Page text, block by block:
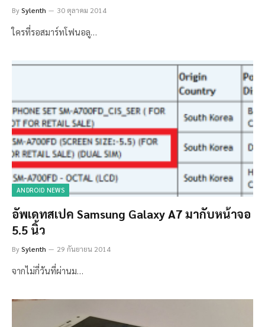
BySylenth 30 ตุลาคม 2014
ใครที่รอสมาร์ทโฟนอลู…
ANDROID NEWS
อัพเดทสเปค Samsung Galaxy A7 มากับหน้าจอ
5.5 นิ้ว
BySylenth 29 กันยายน 2014
จากไม่กี่วันที่ผ่านม…